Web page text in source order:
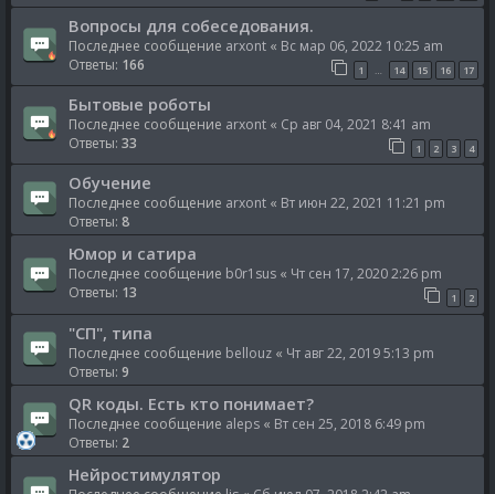
Вопросы для собеседования.
Последнее сообщение arxont « Вс мар 06, 2022 10:25 am
Ответы: 166 1 … 14 15 16 17
Бытовые роботы
Последнее сообщение arxont « Ср авг 04, 2021 8:41 am
Ответы: 33 1 2 3 4
Обучение
Последнее сообщение arxont « Вт июн 22, 2021 11:21 pm
Ответы: 8
Юмор и сатира
Последнее сообщение b0r1sus « Чт сен 17, 2020 2:26 pm
Ответы: 13 1 2
"СП", типа
Последнее сообщение bellouz « Чт авг 22, 2019 5:13 pm
Ответы: 9
QR коды. Есть кто понимает?
Последнее сообщение aleps « Вт сен 25, 2018 6:49 pm
Ответы: 2
Нейростимулятор